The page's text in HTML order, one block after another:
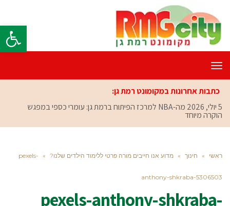
פתח
תפריט
כתבות אחרונות במקומונט רמת גן:
5 יולי, 2026
מה-NBA למרכז הפיתוח ברמת גן: עומרי כספי במפגש
הוקרה מיוחד
ראשי » חינוך » מדוע אנו חייבים מורה פרטי ללימוד הילדים שלנו? »
pexels-
anthony-shkraba-5306503
pexels-anthony-shkraba-